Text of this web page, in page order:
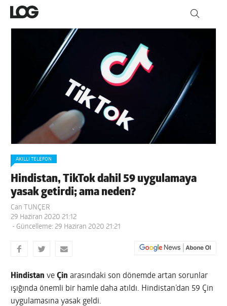
AKILLI TELEFON
Hindistan, TikTok dahil 59 uygulamaya
yasak getirdi; ama neden?
Can TUNÇER
29 Haziran 2020 21:12
- Güncelleme: 29 Haziran 2020 21:21
Hindistan veÇin arasındaki son dönemde artan sorunlar
ışığında önemli bir hamle daha atıldı. Hindistan’dan 59 Çin
uygulamasına yasak geldi.